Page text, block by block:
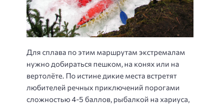
Для сплава по этим маршрутам экстремалам
нужно добираться пешком, на конях или на
вертолёте. По истине дикие места встретят
любителей речных приключений порогами
сложностью 4-5 баллов, рыбалкой на хариуса,